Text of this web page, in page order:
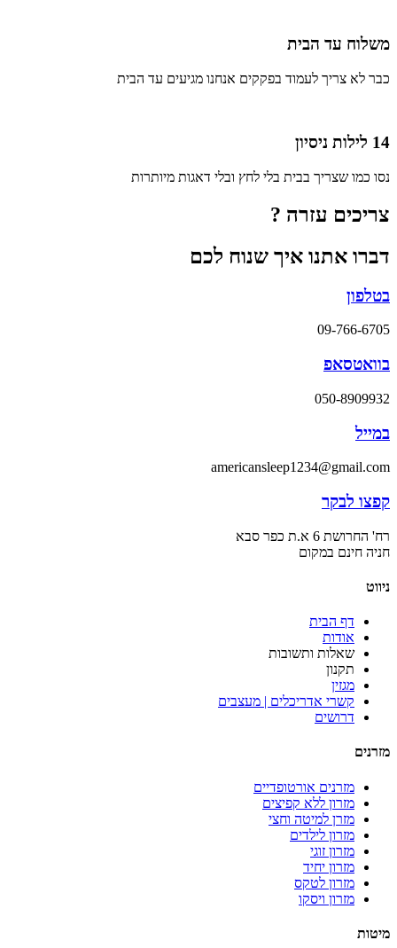
משלוח עד הבית
כבר לא צריך לעמוד בפקקים אנחנו מגיעים עד הבית
14 לילות ניסיון
נסו כמו שצריך בבית בלי לחץ ובלי דאגות מיותרות
צריכים עזרה ?
דברו אתנו איך שנוח לכם
בטלפון
09-766-6705
בוואטסאפ
050-8909932
במייל
americansleep1234@gmail.com
קפצו לבקר
רח' החרושת 6 א.ת כפר סבא
חניה חינם במקום
ניווט
דף הבית
אודות
שאלות ותשובות
תקנון
מגזין
קשרי אדריכלים | מעצבים
דרושים
מזרנים
מזרנים אורטופדיים
מזרון ללא קפיצים
מזרן למיטה וחצי
מזרון לילדים
מזרון זוגי
מזרון יחיד
מזרון לטקס
מזרון ויסקו
מיטות